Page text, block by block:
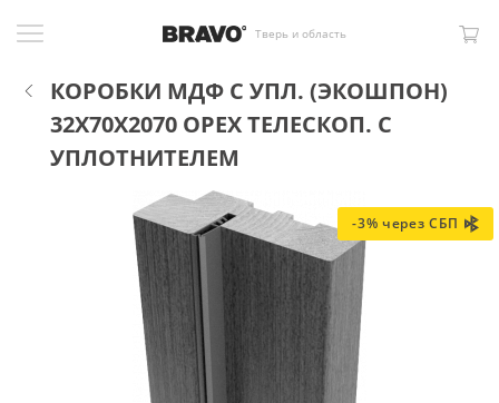
Тверь и область
КОРОБКИ МДФ С УПЛ. (ЭКОШПОН)
32X70X2070 ОРЕХ ТЕЛЕСКОП. С
УПЛОТНИТЕЛЕМ
-3% через СБП